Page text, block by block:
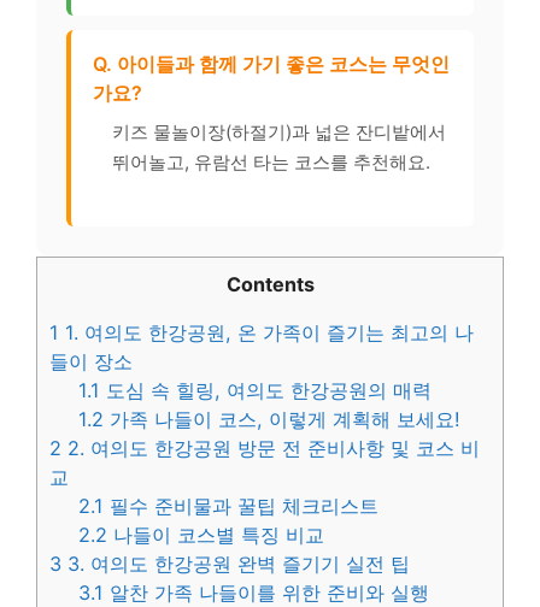
Q. 아이들과 함께 가기 좋은 코스는 무엇인
가요?
키즈 물놀이장(하절기)과 넓은 잔디밭에서
뛰어놀고, 유람선 타는 코스를 추천해요.
Contents
1 1. 여의도 한강공원, 온 가족이 즐기는 최고의 나
들이 장소
1.1 도심 속 힐링, 여의도 한강공원의 매력
1.2 가족 나들이 코스, 이렇게 계획해 보세요!
2 2. 여의도 한강공원 방문 전 준비사항 및 코스 비
교
2.1 필수 준비물과 꿀팁 체크리스트
2.2 나들이 코스별 특징 비교
3 3. 여의도 한강공원 완벽 즐기기 실전 팁
3.1 알찬 가족 나들이를 위한 준비와 실행